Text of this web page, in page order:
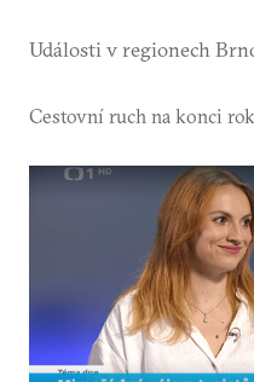
Události v regionech
Cestovní ruch na konci